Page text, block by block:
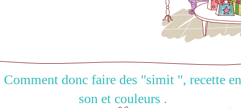
Comment donc faire des "simit ", recette en
son et couleurs .